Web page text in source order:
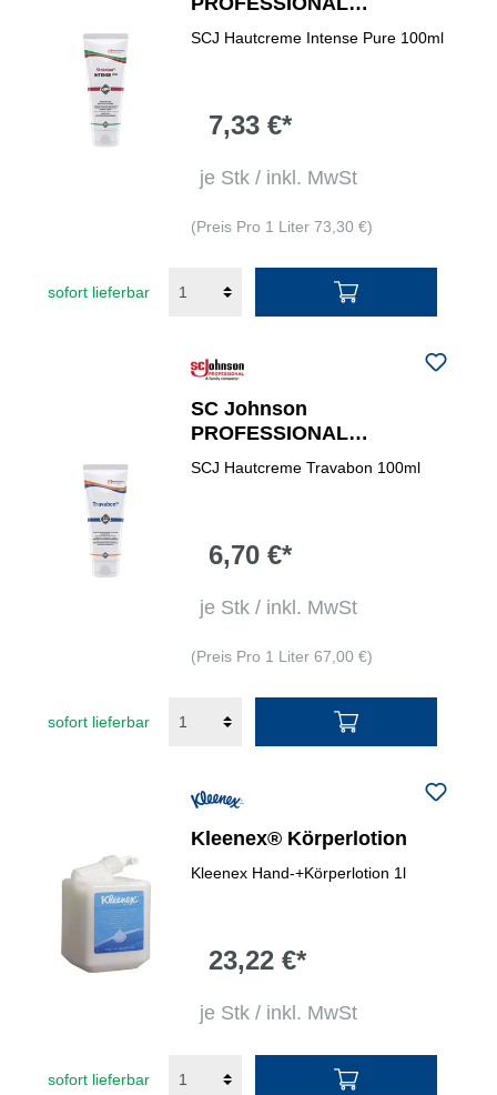
Hautpflegecreme Intense
SCJ Hautcreme Intense Pure 100ml
7,33 €*
je Stk / inkl. MwSt
(Preis Pro 1 Liter 73,30 €)
sofort lieferbar
SC Johnson
PROFESSIONAL
Hautschutzcreme
SCJ Hautcreme Travabon 100ml
6,70 €*
je Stk / inkl. MwSt
(Preis Pro 1 Liter 67,00 €)
sofort lieferbar
Kleenex® Körperlotion
Kleenex Hand-+Körperlotion 1l
23,22 €*
je Stk / inkl. MwSt
sofort lieferbar